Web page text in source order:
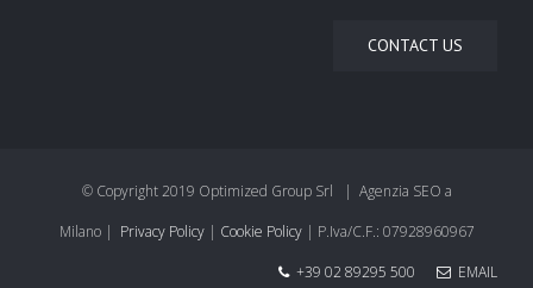
CONTACT US
© Copyright 2019 Optimized Group Srl | Agenzia SEO a
Milano | Privacy Policy| Cookie Policy| P.Iva/C.F.: 07928960967
+39 02 89295 500
EMAIL